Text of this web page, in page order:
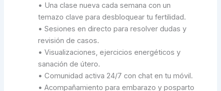
• Una clase nueva cada semana con un
temazo clave para desbloquear tu fertilidad.
• Sesiones en directo para resolver dudas y
revisión de casos.
• Visualizaciones, ejercicios energéticos y
sanación de útero.
• Comunidad activa 24/7 con chat en tu móvil.
• Acompañamiento para embarazo y posparto